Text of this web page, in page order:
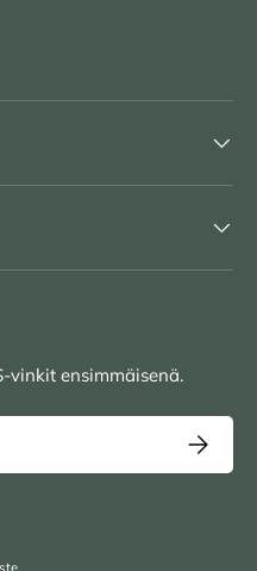
vinkit ensimmäisenä.
TILAA